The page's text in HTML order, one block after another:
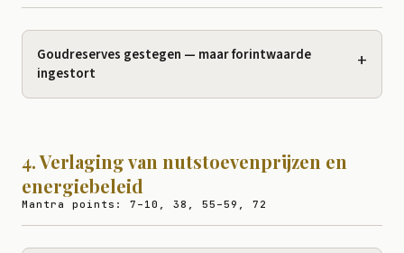
Goudreserves gestegen — maar forintwaarde
ingestort
+
4. Verlaging van nutstoevenprijzen en
energiebeleid
Mantra points: 7–10, 38, 55–59, 72